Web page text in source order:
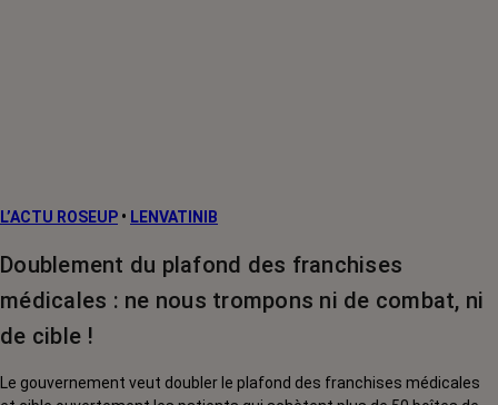
L’ACTU ROSEUP • LENVATINIB
Doublement du plafond des franchises
médicales : ne nous trompons ni de combat, ni
de cible !
Le gouvernement veut doubler le plafond des franchises médicales